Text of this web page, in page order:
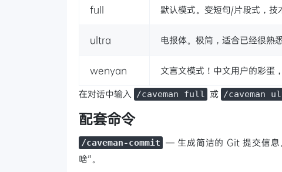
full 默认模式。变短句/片段式，技
ultra 电报体。极简，适合已经很熟
wenyan
文言文模式！中文用户的彩蛋
在对话中输入
/caveman full 或 /caveman
配套命令
/caveman-commit — 生成简洁的 Git 提交信
啥"。